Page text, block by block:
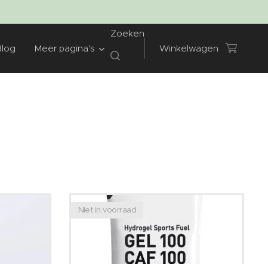
Meer pagina's
Zoeken
Winkelwagen
Niet in voorraad